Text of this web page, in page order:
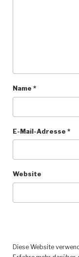
Name *
E-Mail-Adresse *
Website
Diese Website